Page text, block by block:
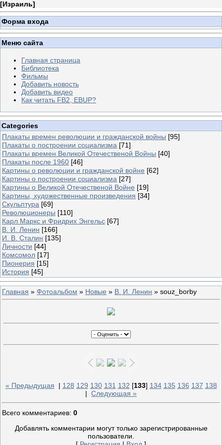
[Израиль]
Форма входа
Меню сайта
Главная страница
Библиотека
Фильмы
Добавить новость
Добавить видео
Как читать FB2, EBUP?
Categories
Плакаты времен революции и гражданской войны [95]
Плакаты о построении социализма [71]
Плакаты времен Великой Отечественой Войны [40]
Плакаты после 1960 [46]
Картины о революции и гражданской войне [62]
Картины о построении социализма [27]
Картины о Великой Отечественой Войне [19]
Картины, художественные произведения [34]
Скульптура [69]
Революционеры [110]
Карл Маркс и Фридрих Энгельс [67]
В. И. Ленин [166]
И. В. Сталин [135]
Личности [44]
Комсомол [17]
Пионерия [15]
История [45]
Главная » Фотоальбом » Новые » В. И. Ленин » souz_borby
« Предыдущая | 128 129 130 131 132 [133] 134 135 136 137 138
| Следующая »
Всего комментариев: 0
Добавлять комментарии могут только зарегистрированные
пользователи.